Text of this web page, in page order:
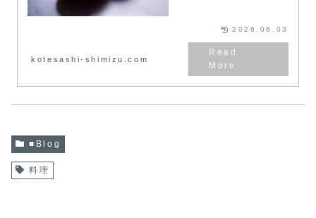
kotesashi-shimizu.com
2026.06.03
■Blog
料理